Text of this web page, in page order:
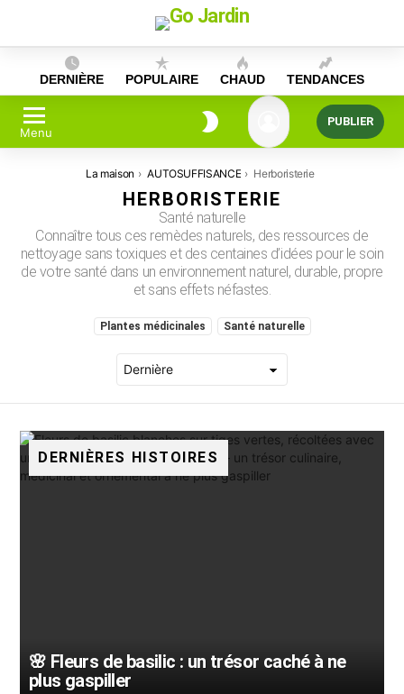
content
DERNIÈRE POPULAIRE CHAUD TENDANCES
Menu
PUBLIER
La maison AUTOSUFFISANCE Herboristerie
HERBORISTERIE
Santé naturelle
Connaître tous ces remèdes naturels, des ressources de
nettoyage sans toxiques et des centaines d’idées pour le soin
de votre santé dans un environnement naturel, durable, propre
et sans effets néfastes.
Plantes médicinales Santé naturelle
DERNIÈRES HISTOIRES
🌸 Fleurs de basilic : un trésor caché à ne
plus gaspiller